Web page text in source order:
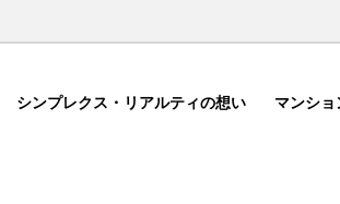
シンプレクス・リアルティの想い マンシ